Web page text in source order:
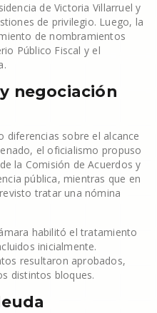
de Victoria Villarruel y
de privilegio. Luego, la
de nombramientos
Público Fiscal y el
negociación
diferencias sobre el alcance
el oficialismo propuso
la Comisión de Acuerdos y
pública, mientras que en
tratar una nómina
habilitó el tratamiento
inicialmente.
resultaron aprobados,
distintos bloques.